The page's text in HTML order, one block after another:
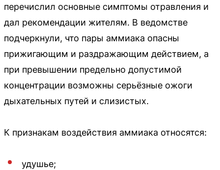
перечислил основные симптомы отравления и
дал рекомендации жителям. В ведомстве
подчеркнули, что пары аммиака опасны
прижигающим и раздражающим действием, а
при превышении предельно допустимой
концентрации возможны серьёзные ожоги
дыхательных путей и слизистых.
К признакам воздействия аммиака относятся:
удушье;